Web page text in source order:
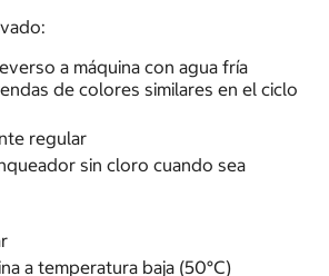
a máquina con agua fría
de colores similares en el ciclo
regular
sin cloro cuando sea
a temperatura baja (50°C)